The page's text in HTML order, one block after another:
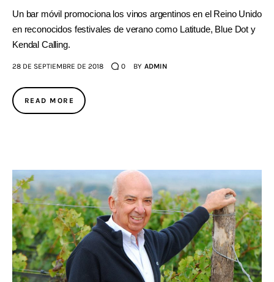
Un bar móvil promociona los vinos argentinos en el Reino Unido
en reconocidos festivales de verano como Latitude, Blue Dot y
Kendal Calling.
28 DE SEPTIEMBRE DE 2018 0 BY ADMIN
READ MORE